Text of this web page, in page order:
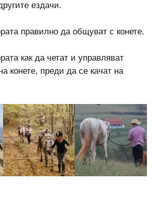
ездачи.
правилно да общуват с конете.
как да четат и управляват
конете, преди да се качат на